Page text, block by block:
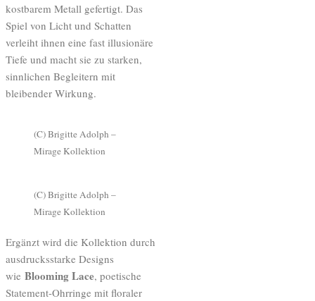
kostbarem Metall gefertigt. Das
Spiel von Licht und Schatten
verleiht ihnen eine fast illusionäre
Tiefe und macht sie zu starken,
sinnlichen Begleitern mit
bleibender Wirkung.
(C) Brigitte Adolph –
Mirage Kollektion
(C) Brigitte Adolph –
Mirage Kollektion
Ergänzt wird die Kollektion durch
ausdrucksstarke Designs
wie Blooming Lace, poetische
Statement-Ohrringe mit floraler